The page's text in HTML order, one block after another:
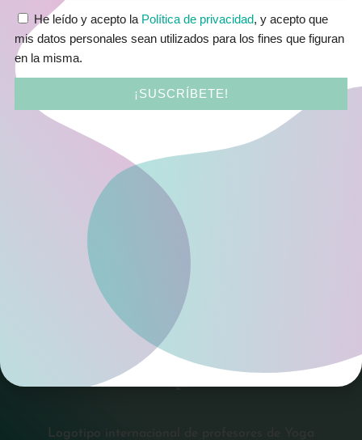
(BKS IYENGAR)
«Sorprendentemente, muchas de las asanas tienen un efecto directo
sobre las glándulas y las ayudan a funcionar adecuadamente.
Sarvangasana hace esto por el tiroides, paratiroides y glándulas
suprarrenales; como el cuerpo está invertido, la sangre venosa fluye al
corazón por la fuerza de la gravedad sin ninguna tensión. Esta asana
ejercita el hígado, páncreas y bazo y les asegura un generoso
suministro de sangre. Estos órganos son por esa razón mantenidos en
una condición sana» (BKS IYENGAR)
Puede elegir entre taller presencial, o taller en directo online con
nuestro sistema de cine de 5 cámaras, mezclador de imagen y
pantalla gigante de proyección para una perfecta interacción
profesor-alumno.
© 2026 Yoga-Salud Iyengar® Institute. Todos los
derechos reservados.
Política de privacidad
Aviso Legal
Logotipo internacional de profesores de Yoga
He leído y acepto la Política de privacidad, y acepto que
mis datos personales sean utilizados para los fines que figuran
en la misma.
¡SUSCRÍBETE!